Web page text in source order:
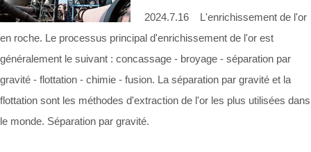
2024.7.16 L'enrichissement de l'or
en roche. Le processus principal d'enrichissement de l'or est
généralement le suivant : concassage - broyage - séparation par
gravité - flottation - chimie - fusion. La séparation par gravité et la
flottation sont les méthodes d'extraction de l'or les plus utilisées dans
le monde. Séparation par gravité.